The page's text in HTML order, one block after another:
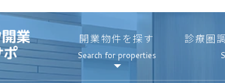
開業物件を探す
Search for properties
診療圏